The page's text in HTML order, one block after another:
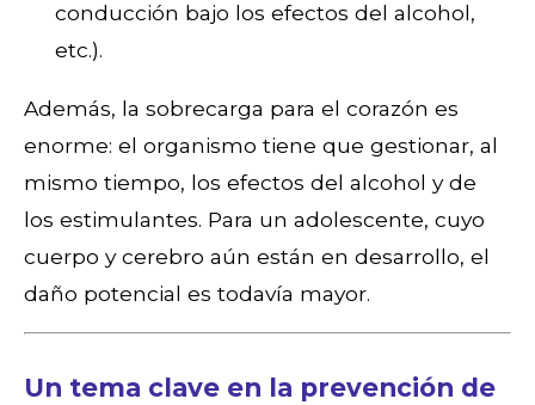
conducción bajo los efectos del alcohol,
etc.).
Además, la sobrecarga para el corazón es
enorme: el organismo tiene que gestionar, al
mismo tiempo, los efectos del alcohol y de
los estimulantes. Para un adolescente, cuyo
cuerpo y cerebro aún están en desarrollo, el
daño potencial es todavía mayor.
Un tema clave en la prevención de